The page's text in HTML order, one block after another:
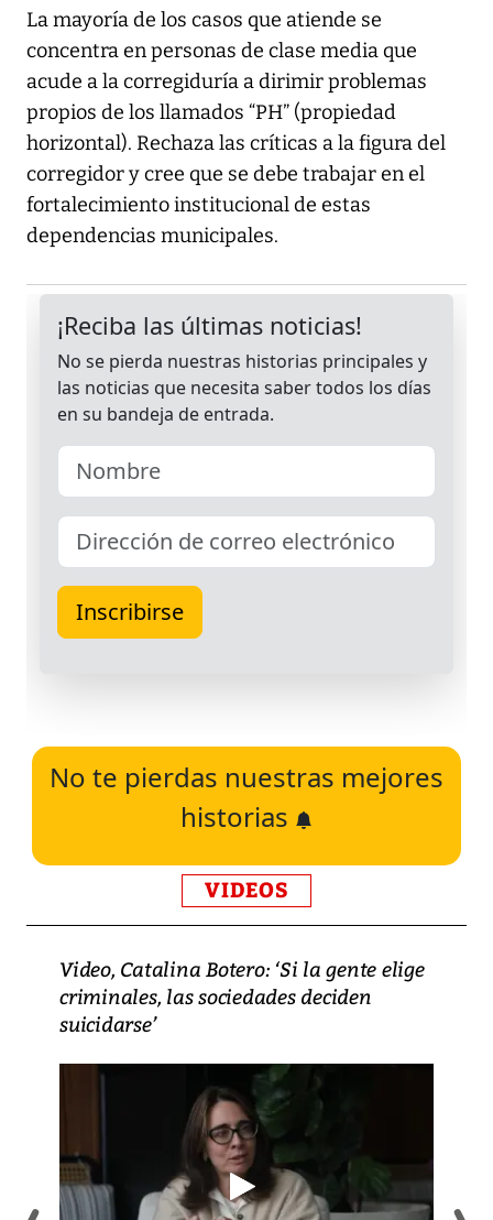
La mayoría de los casos que atiende se
concentra en personas de clase media que
acude a la corregiduría a dirimir problemas
propios de los llamados “PH” (propiedad
horizontal). Rechaza las críticas a la figura del
corregidor y cree que se debe trabajar en el
fortalecimiento institucional de estas
dependencias municipales.
No te pierdas nuestras mejores
historias
VIDEOS
Video, Catalina Botero: ‘Si la gente elige
criminales, las sociedades deciden
suicidarse’